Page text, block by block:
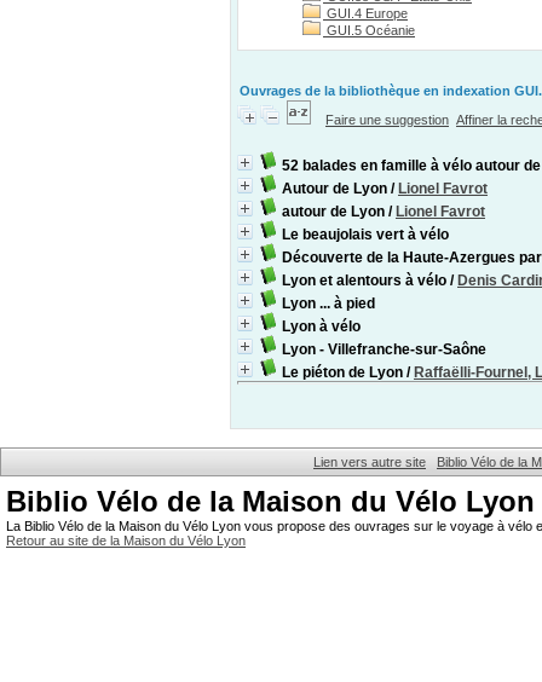
GUI.4 Europe
GUI.5 Océanie
Ouvrages de la bibliothèque en indexation
Faire une suggestion Affiner la
52 balades en famille à vélo autour
Autour de Lyon / Lionel Favrot
autour de Lyon / Lionel Favrot
Le beaujolais vert à vélo
Découverte de la Haute-Azergues
Lyon et alentours à vélo / Denis
Lyon ... à pied
Lyon à vélo
Lyon - Villefranche-sur-Saône
Le piéton de Lyon / Raffaëlli-Fournel,
Lien vers autre site Biblio Vélo de la
Biblio Vélo de la Maison du Vélo Lyon
La Biblio Vélo de la Maison du Vélo Lyon vous propose des ouvrages sur le voyage à
Retour au site de la Maison du Vélo Lyon